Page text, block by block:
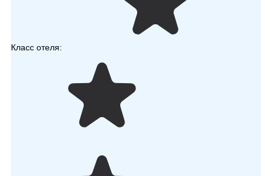
Класс отеля: